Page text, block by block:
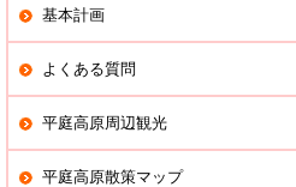
基本計画
よくある質問
平庭高原周辺観光
平庭高原散策マップ